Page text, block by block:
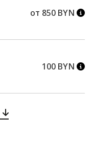
от 850 BYN
100 BYN